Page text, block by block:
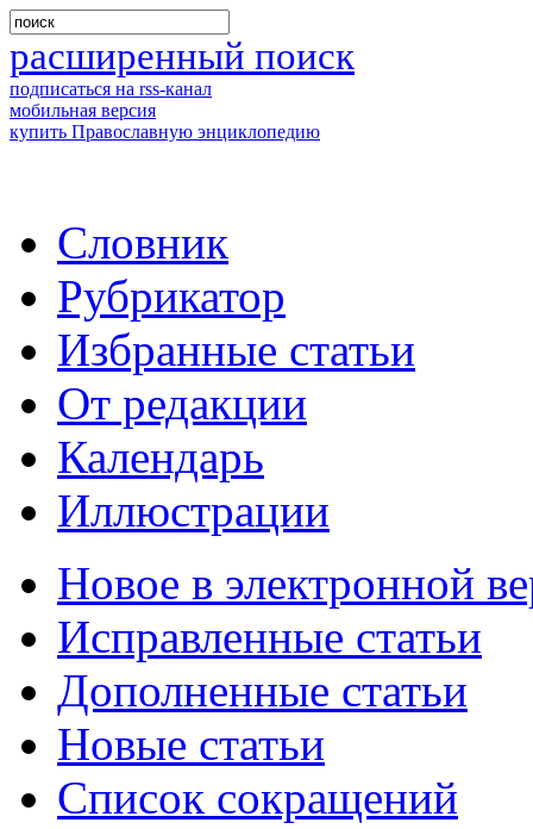
расширенный поиск
подписаться на rss-канал
мобильная версия
купить Православную энциклопедию
Словник
Рубрикатор
Избранные статьи
От редакции
Календарь
Иллюстрации
Новое в электронной
Исправленные статьи
Дополненные статьи
Новые статьи
Список сокращений